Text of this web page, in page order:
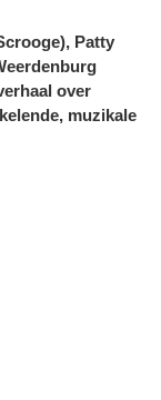
Patty
over
muzikale